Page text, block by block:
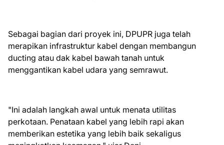
Sebagai bagian dari proyek ini, DPUPR juga telah
merapikan infrastruktur kabel dengan membangun
ducting atau dak kabel bawah tanah untuk
menggantikan kabel udara yang semrawut.
"Ini adalah langkah awal untuk menata utilitas
perkotaan. Penataan kabel yang lebih rapi akan
memberikan estetika yang lebih baik sekaligus